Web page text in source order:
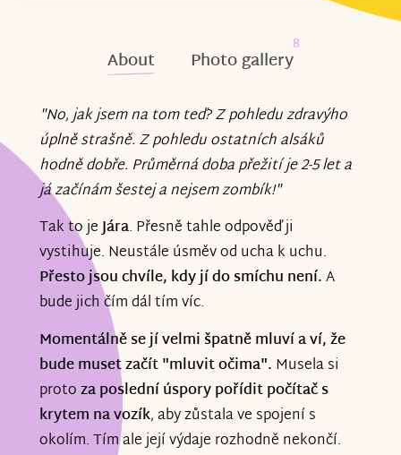
About Photo gallery
8
"No, jak jsem na tom teď? Z pohledu zdravýho
úplně strašně. Z pohledu ostatních alsáků
hodně dobře. Průměrná doba přežití je 2-5 let a
já začínám šestej a nejsem zombík!"
Tak to jeJára. Přesně tahle odpověď ji
vystihuje. Neustále úsměv od ucha k uchu.
Přesto jsou chvíle, kdy jí do smíchu není.A
bude jich čím dál tím víc.
Momentálně se jí velmi špatně mluví a ví, že
bude muset začít "mluvit očima". Musela si
protoza poslední úspory pořídit počítač s
krytem na vozík, aby zůstala ve spojení s
okolím. Tím ale její výdaje rozhodně nekončí.